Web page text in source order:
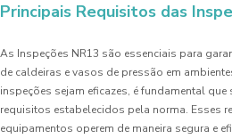
Principais Requisitos das
As Inspeções NR13 são essenciais para
de caldeiras e vasos de pressão em
inspeções sejam eficazes, é fundamental
requisitos estabelecidos pela norma. Esses
equipamentos operem de maneira segura e